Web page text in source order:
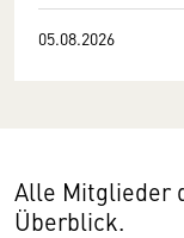
05.08.2026
Alle Mitglieder
Überblick.